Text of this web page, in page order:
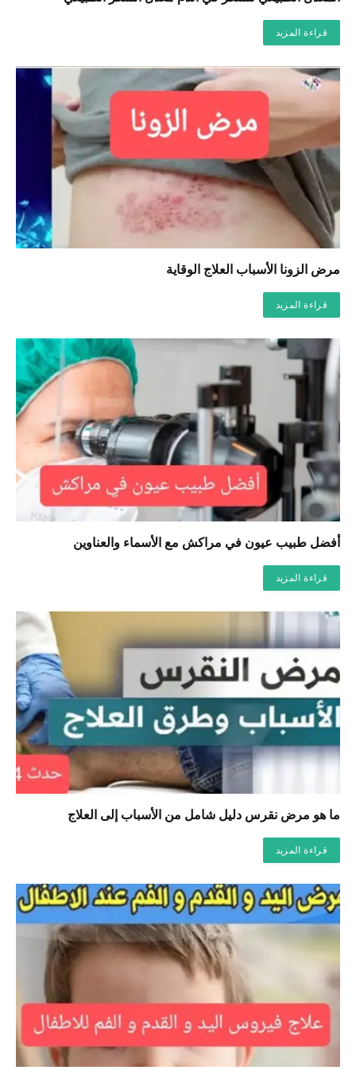
قراءة المزيد
مرض الزونا الأسباب العلاج الوقاية
قراءة المزيد
أفضل طبيب عيون في مراكش مع الأسماء والعناوين
قراءة المزيد
ما هو مرض نقرس دليل شامل من الأسباب إلى العلاج
قراءة المزيد